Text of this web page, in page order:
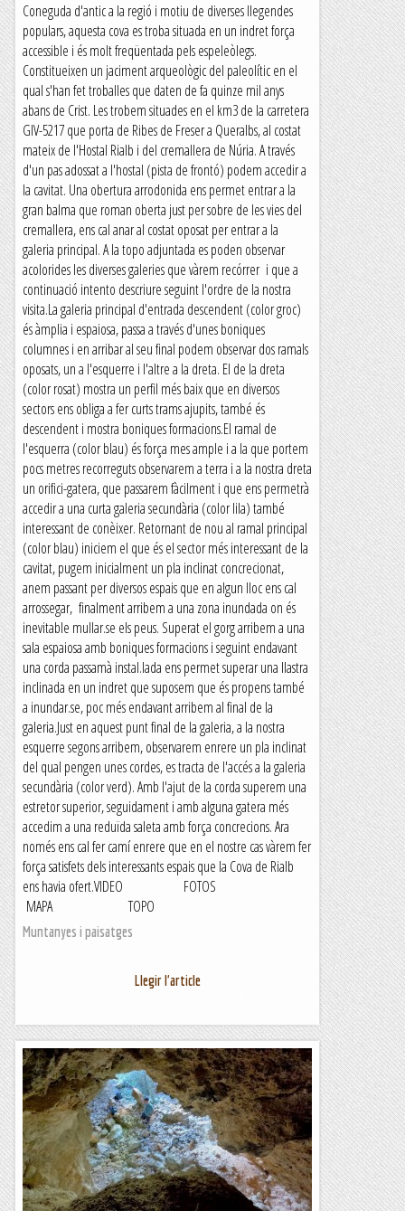
Coneguda d'antic a la regió i motiu de diverses llegendes
populars, aquesta cova es troba situada en un indret força
accessible i és molt freqüentada pels espeleòlegs.
Constitueixen un jaciment arqueològic del paleolític en el
qual s'han fet troballes que daten de fa quinze mil anys
abans de Crist. Les trobem situades en el km3 de la carretera
GIV-5217 que porta de Ribes de Freser a Queralbs, al costat
mateix de l'Hostal Rialb i del cremallera de Núria. A través
d'un pas adossat a l'hostal (pista de frontó) podem accedir a
la cavitat. Una obertura arrodonida ens permet entrar a la
gran balma que roman oberta just per sobre de les vies del
cremallera, ens cal anar al costat oposat per entrar a la
galeria principal. A la topo adjuntada es poden observar
acolorides les diverses galeries que vàrem recórrer i que a
continuació intento descriure seguint l'ordre de la nostra
visita.La galeria principal d'entrada descendent (color groc)
és àmplia i espaiosa, passa a través d'unes boniques
columnes i en arribar al seu final podem observar dos ramals
oposats, un a l'esquerre i l'altre a la dreta. El de la dreta
(color rosat) mostra un perfil més baix que en diversos
sectors ens obliga a fer curts trams ajupits, també és
descendent i mostra boniques formacions.El ramal de
l'esquerra (color blau) és força mes ample i a la que portem
pocs metres recorreguts observarem a terra i a la nostra dreta
un orifici-gatera, que passarem fàcilment i que ens permetrà
accedir a una curta galeria secundària (color lila) també
interessant de conèixer. Retornant de nou al ramal principal
(color blau) iniciem el que és el sector més interessant de la
cavitat, pugem inicialment un pla inclinat concrecionat,
anem passant per diversos espais que en algun lloc ens cal
arrossegar, finalment arribem a una zona inundada on és
inevitable mullar.se els peus. Superat el gorg arribem a una
sala espaiosa amb boniques formacions i seguint endavant
una corda passamà instal.lada ens permet superar una llastra
inclinada en un indret que suposem que és propens també
a inundar.se, poc més endavant arribem al final de la
galeria.Just en aquest punt final de la galeria, a la nostra
esquerre segons arribem, observarem enrere un pla inclinat
del qual pengen unes cordes, es tracta de l'accés a la galeria
secundària (color verd). Amb l'ajut de la corda superem una
estretor superior, seguidament i amb alguna gatera més
accedim a una reduïda saleta amb força concrecions. Ara
només ens cal fer camí enrere que en el nostre cas vàrem fer
força satisfets dels interessants espais que la Cova de Rialb
ens havia ofert.VIDEO FOTOS
MAPA TOPO
Muntanyes i paisatges
Llegir l'article